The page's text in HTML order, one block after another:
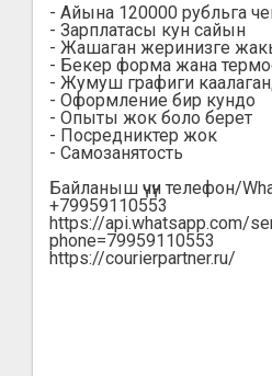
- Айына 120000 рубльга
- Зарплатасы кун сайын
- Жашаган жеринизге
- Бекер форма жана
- Жумуш графиги
- Оформление бир кундо
- Опыты жок боло берет
- Посредниктер жок
- Самозанятость
Байланыш үчүн телефон/
+79959110553
https://api.whatsapp.com/
phone=79959110553
https://courierpartner.ru/